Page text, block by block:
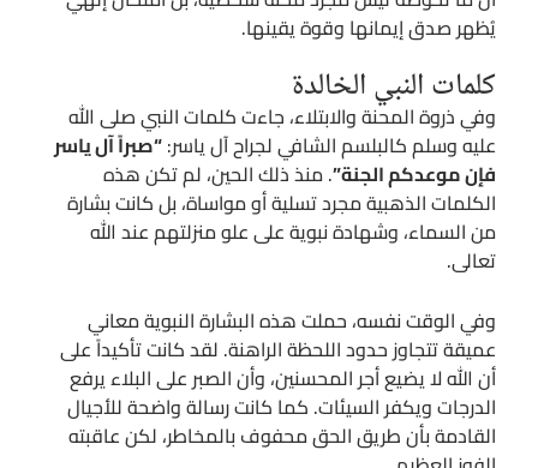
يُظهر صدق إيمانها وقوة يقينها.
كلمات النبي الخالدة
وفي ذروة المحنة والابتلاء، جاءت كلمات النبي صلى الله
عليه وسلم كالبلسم الشافي لجراح آل ياسر:“صبراً آل ياسر
فإن موعدكم الجنة”. منذ ذلك الحين، لم تكن هذه
الكلمات الذهبية مجرد تسلية أو مواساة، بل كانت بشارة
من السماء، وشهادة نبوية على علو منزلتهم عند الله
تعالى.
وفي الوقت نفسه، حملت هذه البشارة النبوية معاني
عميقة تتجاوز حدود اللحظة الراهنة. لقد كانت تأكيداً على
أن الله لا يضيع أجر المحسنين، وأن الصبر على البلاء يرفع
الدرجات ويكفر السيئات. كما كانت رسالة واضحة للأجيال
القادمة بأن طريق الحق محفوف بالمخاطر، لكن عاقبته